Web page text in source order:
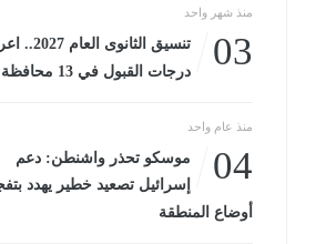
منذ شهر واحد
03
تنسيق الثانوى
درجات القبول في 13 محافظة
منذ عام واحد
04
موسكو تحذر واشنطن: دعم
إسرائيل تصعيد خطير يهدد
أوضاع المنطقة